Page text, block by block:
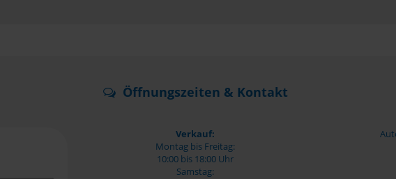
Öffnungszeiten & Kontakt
Verkauf:
Montag bis Freitag:
10:00 bis 18:00 Uhr
Samstag: